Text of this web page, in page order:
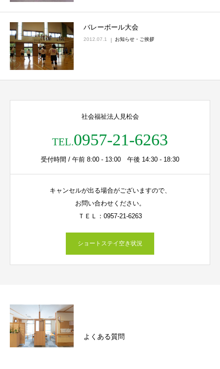
バレーボール大会
2012.07.1 お知らせ・ご挨拶
社会福祉法人見松会
TEL.0957-21-6263
受付時間 / 午前 8:00 - 13:00 午後 14:30 - 18:30
キャンセルが出る場合がございますので、
お問い合わせください。
ＴＥＬ：0957-21-6263
ショートステイ空き状況
よくある質問